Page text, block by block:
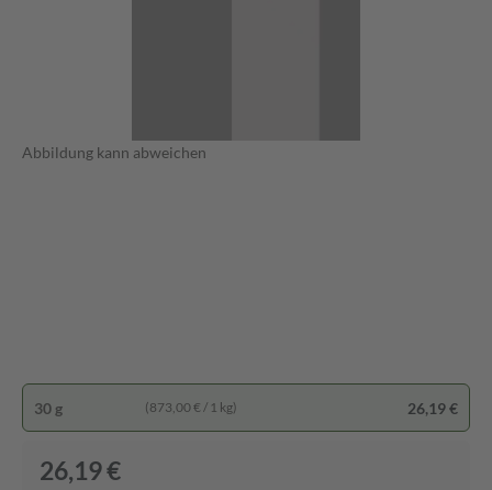
Abbildung kann abweichen
30 g (873,00 € / 1 kg) 26,19 €
26,19 €